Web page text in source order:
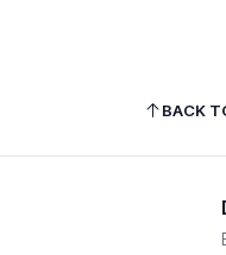
BACK